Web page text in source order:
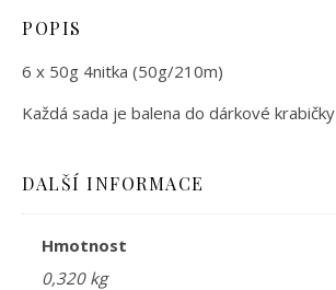
POPIS
6 x 50g 4nitka (50g/210m)
Každá sada je balena do dárkové krabičky
DALŠÍ INFORMACE
Hmotnost
0,320 kg